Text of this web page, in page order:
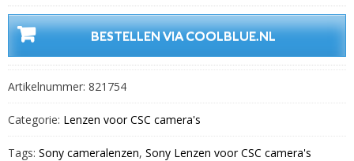
BESTELLEN VIA COOLBLUE.NL
Artikelnummer: 821754
Categorie: Lenzen voor CSC camera's
Tags: Sony cameralenzen, Sony Lenzen voor CSC camera's